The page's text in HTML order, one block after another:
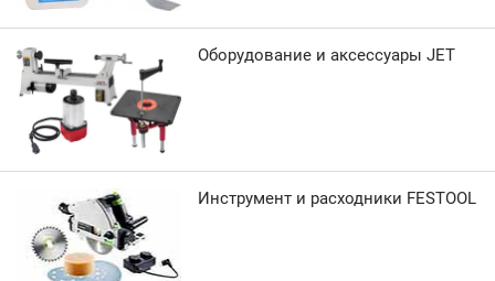
Оборудование и аксессуары JET
Инструмент и расходники FESTOOL